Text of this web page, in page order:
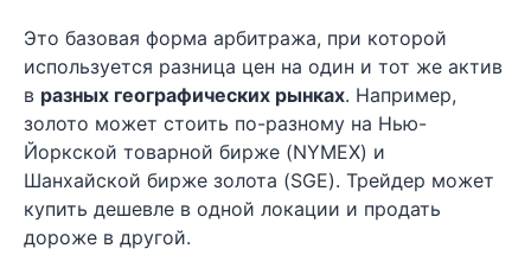
Это базовая форма арбитража, при которой
используется разница цен на один и тот же актив
в разных географических рынках. Например,
золото может стоить по-разному на Нью-
Йоркской товарной бирже (NYMEX) и
Шанхайской бирже золота (SGE). Трейдер может
купить дешевле в одной локации и продать
дороже в другой.